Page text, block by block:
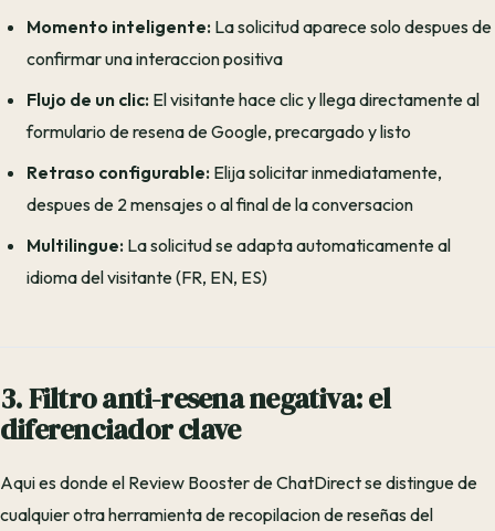
Momento inteligente: La solicitud aparece solo despues de
confirmar una interaccion positiva
Flujo de un clic: El visitante hace clic y llega directamente al
formulario de resena de Google, precargado y listo
Retraso configurable: Elija solicitar inmediatamente,
despues de 2 mensajes o al final de la conversacion
Multilingue: La solicitud se adapta automaticamente al
idioma del visitante (FR, EN, ES)
3. Filtro anti-resena negativa: el
diferenciador clave
Aqui es donde el Review Booster de ChatDirect se distingue de
cualquier otra herramienta de recopilacion de reseñas del